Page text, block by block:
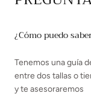
¿Cómo puedo
Tenemos una guía
entre dos tallas o
y te asesoraremos